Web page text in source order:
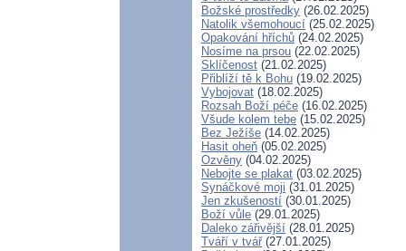
Božské prostředky (26.02.2025)
Natolik všemohoucí (25.02.2025)
Opakování hříchů (24.02.2025)
Nosíme na prsou (22.02.2025)
Sklíčenost (21.02.2025)
Přiblíží tě k Bohu (19.02.2025)
Vybojovat (18.02.2025)
Rozsah Boží péče (16.02.2025)
Všude kolem tebe (15.02.2025)
Bez Ježíše (14.02.2025)
Hasit oheň (05.02.2025)
Ozvěny (04.02.2025)
Nebojte se plakat (03.02.2025)
Synáčkové moji (31.01.2025)
Jen zkušeností (30.01.2025)
Boží vůle (29.01.2025)
Daleko zářivější (28.01.2025)
Tváří v tvář(27.01.2025)